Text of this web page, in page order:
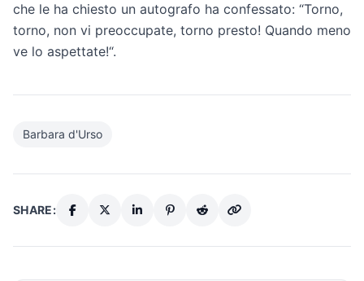
che le ha chiesto un autografo ha confessato: “Torno,
torno, non vi preoccupate, torno presto! Quando meno
ve lo aspettate!“.
Barbara d'Urso
SHARE: